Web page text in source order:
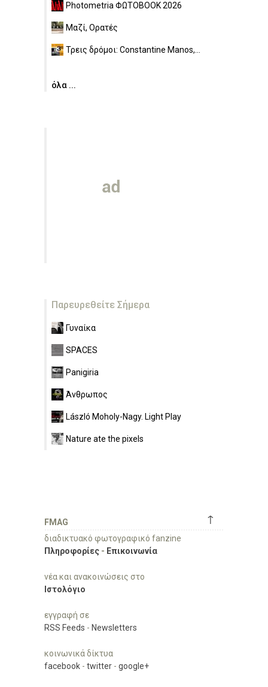
Photometria ΦΩΤΟBOOK 2026
Μαζί, Ορατές
Τρεις δρόμοι: Constantine Manos,...
όλα ...
Παρευρεθείτε Σήμερα
Γυναίκα
SPACES
Panigiria
Άνθρωπος
László Moholy-Nagy. Light Play
Nature ate the pixels
↑
FMAG
διαδικτυακό φωτογραφικό fanzine
Πληροφορίες - Επικοινωνία
νέα και ανακοινώσεις στο
Ιστολόγιο
εγγραφή σε
RSS Feeds - Newsletters
κοινωνικά δίκτυα
facebook - twitter - google+